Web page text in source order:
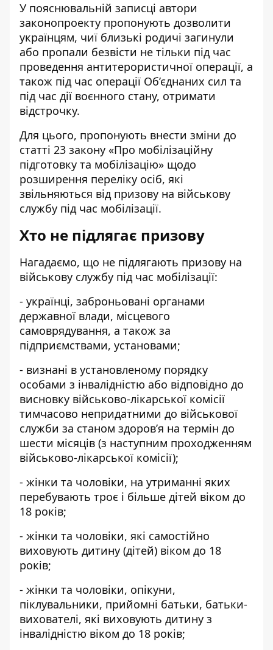
У пояснювальній записці автори
законопроекту пропонують дозволити
українцям, чиї близькі родичі загинули
або пропали безвісти не тільки під час
проведення антитерористичної операції, а
також під час операції Об’єднаних сил та
під час дії воєнного стану, отримати
відстрочку.
Для цього, пропонують внести зміни до
статті 23 закону «Про мобілізаційну
підготовку та мобілізацію» щодо
розширення переліку осіб, які
звільняються від призову на військову
службу під час мобілізації.
Хто не підлягає призову
Нагадаємо, що не підлягають призову на
військову службу під час мобілізації:
- українці, заброньовані органами
державної влади, місцевого
самоврядування, а також за
підприємствами, установами;
- визнані в установленому порядку
особами з інвалідністю або відповідно до
висновку військово-лікарської комісії
тимчасово непридатними до військової
служби за станом здоров’я на термін до
шести місяців (з наступним проходженням
військово-лікарської комісії);
- жінки та чоловіки, на утриманні яких
перебувають троє і більше дітей віком до
18 років;
- жінки та чоловіки, які самостійно
виховують дитину (дітей) віком до 18
років;
- жінки та чоловіки, опікуни,
піклувальники, прийомні батьки, батьки-
вихователі, які виховують дитину з
інвалідністю віком до 18 років;